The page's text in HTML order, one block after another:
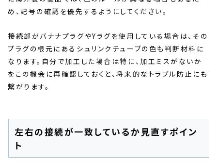
め、記号の確認を優先するようにしてください。
接続部がバナナプラグやYラグを使用している場合は、その
プラグの根元にあるシュリンクチューブの色も判断材料に
なります。自分で加工した場合は特に、加工ミスがないか
をこの機会に再確認しておくと、将来的なトラブル防止にも
繋がります。
左右の接続が一致しているか見直すポイン
ト